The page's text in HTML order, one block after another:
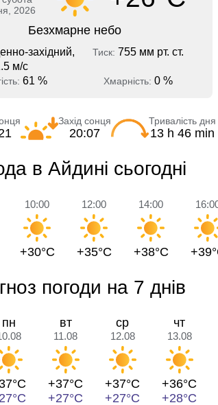
2026
Безхмарне небо
західний,
м/с
Тиск: 755 мм рт. ст.
61 % Хмарність:0 %
Захід сонця
20:07
Тривалість дня
13 h 46 min
в Айдині сьогодні
10:00
+30°C
12:00
+35°C
14:00
+38°C
погоди на 7 днів
пн вт
11.08
+37°C
+27°C
ср
12.08
+37°C
+27°C
чт
13.08
+36°C
+28°C